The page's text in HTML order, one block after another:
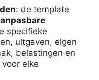
: de template
specifieke
uitgaven, eigen
belastingen en
elke